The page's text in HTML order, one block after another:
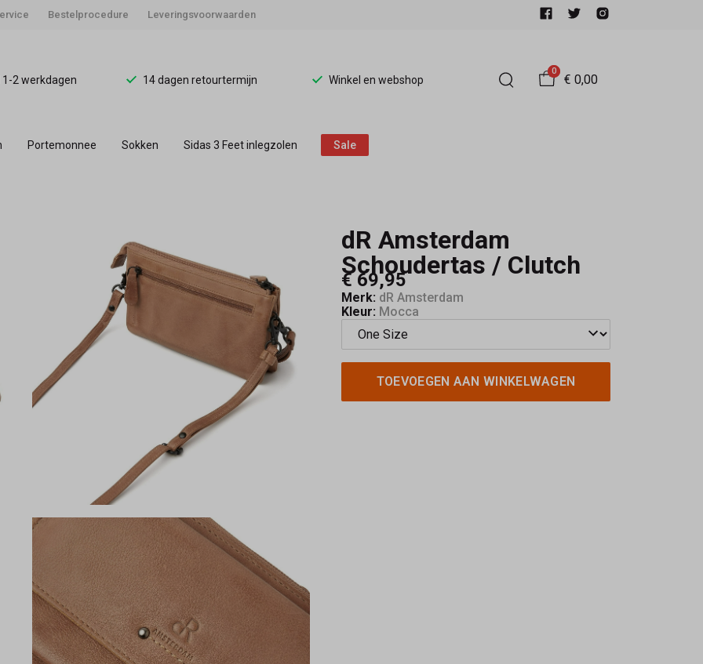
Bestelprocedure Leveringsvoorwaarden
1-2 werkdagen 14 dagen retourtermijn Winkel en webshop
0
€ 0,00
Portemonnee Sokken Sidas 3 Feet inlegzolen Sale
dR Amsterdam
Schoudertas / Clutch
€ 69,95
Merk: dR Amsterdam
Kleur: Mocca
TOEVOEGEN AAN WINKELWAGEN